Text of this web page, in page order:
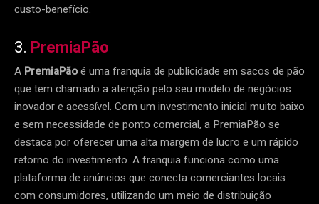
custo-benefício.
3. PremiaPão
A PremiaPãoé uma franquia de publicidade em sacos de pão
que tem chamado a atenção pelo seu modelo de negócios
inovador e acessível. Com um investimento inicial muito baixo
e sem necessidade de ponto comercial, a PremiaPão se
destaca por oferecer uma alta margem de lucro e um rápido
retorno do investimento. A franquia funciona como uma
plataforma de anúncios que conecta comerciantes locais
com consumidores, utilizando um meio de distribuição